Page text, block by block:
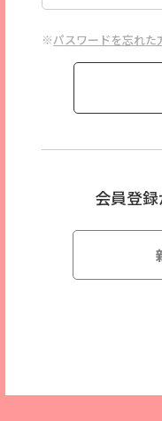
※パスワードを忘れた
会員登